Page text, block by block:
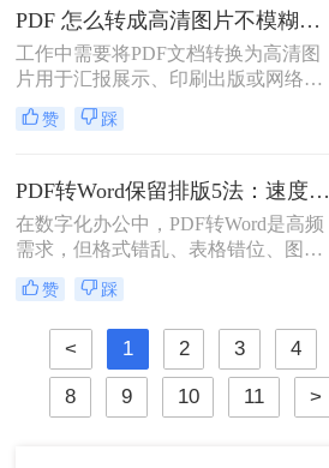
的“灵魂拷问”。
PDF 怎么转成高清图片不模糊？5种高清转换方法（2026实测指南）
工作中需要将PDF文档转换为高清图
片用于汇报展示、印刷出版或网络分
享，但转换后图片模糊不清、细节丢
失、放大后出现马赛克……这些"清
能导致重要信息无法识别。那么PDF
怎么转成高清图片不模糊呢？别再忍
受模糊图片！本文直击痛点，提供可
立即执行的高清转换方案，助您10分
钟内获得印刷级清晰度！
赞 踩
PDF转Word保留排版5法：速度优先还是排版优先？选择指南！
在数字化办公中，PDF转Word是高频
需求，但格式错乱、表格错位、图片
错位等问题频发。许多用户盲目使用
在线工具，导致文档返工重做。那么
pdf转word怎么保留原排版呢？本文基
于Windows 10/11系统实测，系统梳理
5种安全有效方法，明确标注每种方
案的适用边界与关键细节，助您高效
赞 踩
< 1 2 3 4
8 9 10 11 >